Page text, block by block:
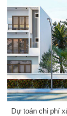
Dự toán chi phí